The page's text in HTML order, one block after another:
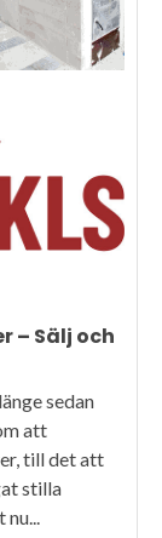
– Sälj och
sedan
att
till det att
stilla